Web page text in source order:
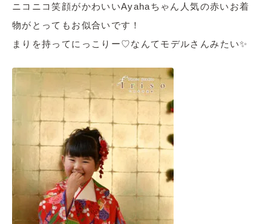
ニコニコ笑顔がかわいいAyahaちゃん人気の赤いお着
物がとってもお似合いです！
まりを持ってにっこりー♡なんてモデルさんみたい✨